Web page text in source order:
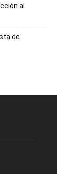
al
de